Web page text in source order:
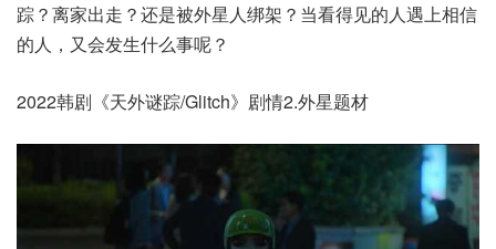
踪？离家出走？还是被外星人绑架？当看得见的人遇上相信
的人，又会发生什么事呢？
2022韩剧《天外谜踪/Glitch》剧情2.外星题材